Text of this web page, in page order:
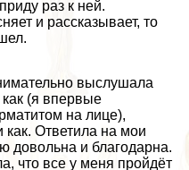
раз к ней.
и рассказывает, то
выслушала
(я впервые
на лице),
как. Ответила на мои
довольна и благодарна.
что все у меня пройдёт